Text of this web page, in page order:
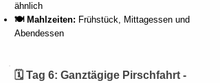
ähnlich
🍽️ Mahlzeiten: Frühstück, Mittagessen und
Abendessen
🗓️ Tag 6: Ganztägige Pirschfahrt -